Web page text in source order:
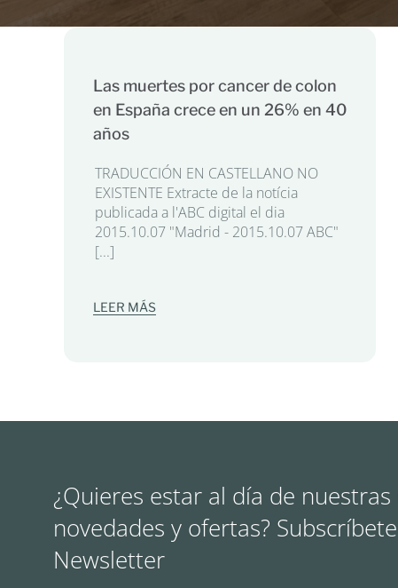
Las muertes por cancer de colon
en España crece en un 26% en 40
años
TRADUCCIÓN EN CASTELLANO NO
EXISTENTE Extracte de la notícia
publicada a l'ABC digital el dia
2015.10.07 "Madrid - 2015.10.07 ABC"
[...]
LEER MÁS
¿Quieres estar al día de
novedades y ofertas?
Newsletter